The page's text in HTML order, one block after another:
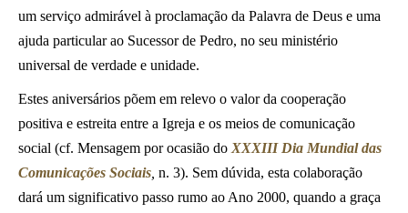
um serviço admirável à proclamação da Palavra de Deus e uma
ajuda particular ao Sucessor de Pedro, no seu ministério
universal de verdade e unidade.
Estes aniversários põem em relevo o valor da cooperação
positiva e estreita entre a Igreja e os meios de comunicação
social (cf. Mensagem por ocasião do XXXIII Dia Mundial das
Comunicações Sociais n. 3). Sem dúvida, esta colaboração
dará um significativo passo rumo ao Ano 2000, quando a graça